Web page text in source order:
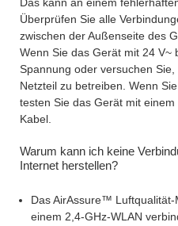
Überprüfen Sie alle
zwischen der Außenseite des
Wenn Sie das Gerät mit 24 V~
Spannung oder versuchen
Netzteil zu betreiben. Wenn
testen Sie das Gerät mit
Kabel.
Warum kann ich keine
Internet herstellen?
Das AirAssure™
einem 2,4-GHz-WLAN